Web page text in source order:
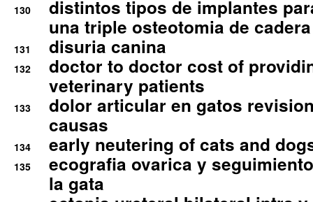
130
distintos tipos de implantes
una triple osteotomia de cadera
131 disuria canina
132
doctor to doctor cost of
veterinary patients
133
dolor articular en gatos
causas
134 early neutering of cats and
135
ecografia ovarica y
la gata